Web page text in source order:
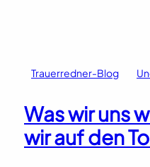
Trauerredner-Blog
Was wir uns
wir auf den